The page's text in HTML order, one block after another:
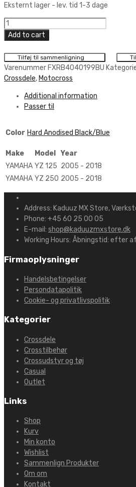
Eksternt lager - lev. tid 1-3 dage
RFX
Pro
ST
Rear
Brake
Lever
quantity
Add to cart
Tilføj til sammenligning
Varenummer FXRB4040199BU
Crossdele, Motocross
Additional information
Passer til
Color Hard Anodised Black/Blue
Make Model
Year
YAMAHA YZ 125 2005 - 2018
YAMAHA YZ 250 2005 - 2018
Address: Kaduuz MX Store,
Phone: +45 60 25 00 05
E-mail: shop@kaduuzmxstore.dk
Working Hours: Åbningstid: efter
Firmaoplysninger
Handelsbetingelser
Persondatapolitik
Cookie- og privatlivspolitik
Kategorier
Crossdele
Crosstilbehør
Crossudstyr og tøj
Casual
Outlet
Links
Shop
Kurv
Min konto
Wishlist
Sammenlign Produkter
Om om
Kontakt